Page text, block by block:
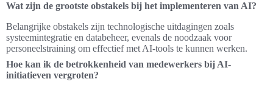
Wat zijn de grootste obstakels bij het implementeren van AI?
Belangrijke obstakels zijn technologische uitdagingen zoals
systeemintegratie en databeheer, evenals de noodzaak voor
personeelstraining om effectief met AI-tools te kunnen werken.
Hoe kan ik de betrokkenheid van medewerkers bij AI-
initiatieven vergroten?